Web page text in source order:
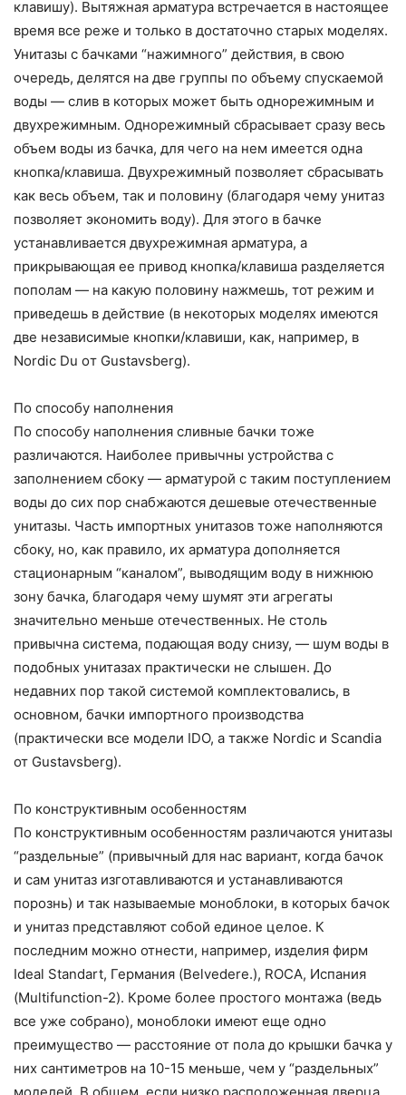
клавишу). Вытяжная арматура встречается в настоящее
время все реже и только в достаточно старых моделях.
Унитазы с бачками “нажимного” действия, в свою
очередь, делятся на две группы по объему спускаемой
воды — слив в которых может быть однорежимным и
двухрежимным. Однорежимный сбрасывает сразу весь
объем воды из бачка, для чего на нем имеется одна
кнопка/клавиша. Двухрежимный позволяет сбрасывать
как весь объем, так и половину (благодаря чему унитаз
позволяет экономить воду). Для этого в бачке
устанавливается двухрежимная арматура, а
прикрывающая ее привод кнопка/клавиша разделяется
пополам — на какую половину нажмешь, тот режим и
приведешь в действие (в некоторых моделях имеются
две независимые кнопки/клавиши, как, например, в
Nordic Du oт Gustavsberg).
По способу наполнения
По способу наполнения сливные бачки тоже
различаются. Наиболее привычны устройства с
заполнением сбоку — арматурой с таким поступлением
воды до сих пор снабжаются дешевые отечественные
унитазы. Часть импортных унитазов тоже наполняются
сбоку, но, как правило, их арматура дополняется
стационарным “каналом”, выводящим воду в нижнюю
зону бачка, благодаря чему шумят эти агрегаты
значительно меньше отечественных. Не столь
привычна система, подающая воду снизу, — шум воды в
подобных унитазах практически не слышен. До
недавних пор такой системой комплектовались, в
основном, бачки импортного производства
(практически все модели IDO, а также Nordic и Scandia
от Gustavsberg).
По конструктивным особенностям
По конструктивным особенностям различаются унитазы
“раздельные” (привычный для нас вариант, когда бачок
и сам унитаз изготавливаются и устанавливаются
порознь) и так называемые моноблоки, в которых бачок
и унитаз представляют собой единое целое. К
последним можно отнести, например, изделия фирм
Ideal Standart, Германия (Belvedere.), ROCA, Испания
(Multifunction-2). Кроме более простого монтажа (ведь
все уже собрано), моноблоки имеют еще одно
преимущество — расстояние от пола до крышки бачка у
них сантиметров на 10-15 меньше, чем у “раздельных”